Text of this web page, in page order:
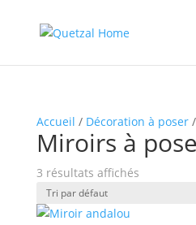
Accueil / Décoration à poser/
Miroirs à
3 résultats affichés